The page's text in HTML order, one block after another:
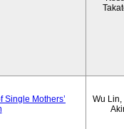
Single Mothers’
Wu Lin,